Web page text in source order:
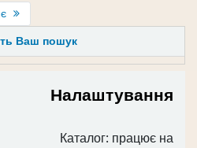
Ваш пошук
Налаштування
Каталог: працює на